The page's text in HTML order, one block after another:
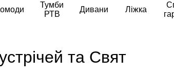
Тумби
РТВ
Дивани Ліжка
та Свят